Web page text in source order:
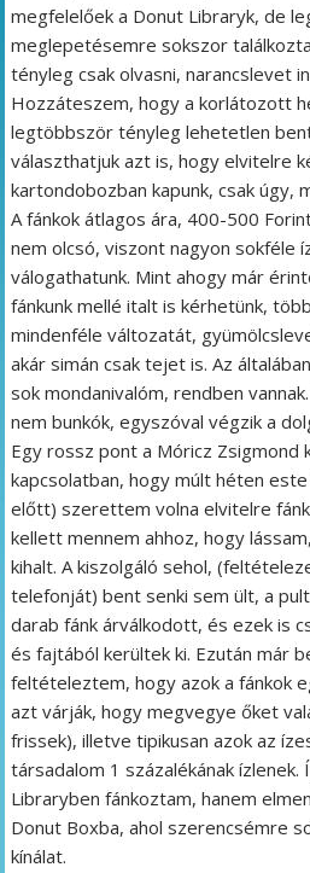
megfelelőek a Donut Libraryk, de
meglepetésemre sokszor
tényleg csak olvasni, narancslevet
Hozzáteszem, hogy a korlátozott
legtöbbször tényleg lehetetlen
választhatjuk azt is, hogy elvitelre
kartondobozban kapunk, csak úgy,
A fánkok átlagos ára, 400-500
nem olcsó, viszont nagyon sokféle
válogathatunk. Mint ahogy már
fánkunk mellé italt is kérhetünk,
mindenféle változatát,
akár simán csak tejet is. Az
sok mondanivalóm, rendben
nem bunkók, egyszóval végzik a
Egy rossz pont a Móricz Zsigmond
kapcsolatban, hogy múlt héten
előtt) szerettem volna elvitelre
kellett mennem ahhoz, hogy
kihalt. A kiszolgáló sehol,
telefonját) bent senki sem ült, a
darab fánk árválkodott, és ezek is
és fajtából kerültek ki. Ezután már
feltételeztem, hogy azok a fánkok
azt várják, hogy megvegye őket
frissek), illetve tipikusan azok az
társadalom 1 százalékának ízlenek.
Libraryben fánkoztam, hanem
Donut Boxba, ahol szerencsémre
kínálat.